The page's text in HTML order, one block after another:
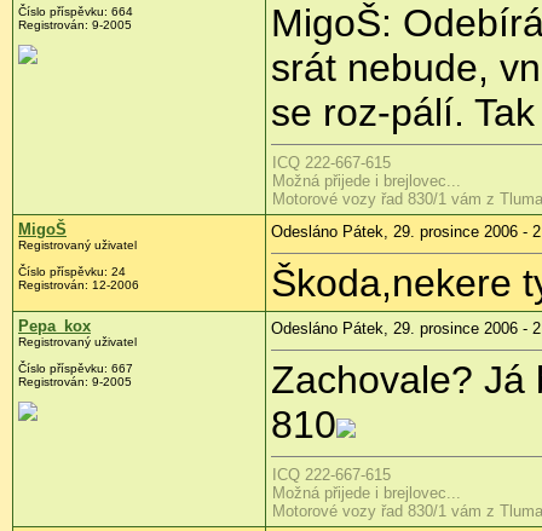
Číslo příspěvku: 664
Registrován: 9-2005
MigoŠ:
srát nebude,
se roz-pálí.
ICQ 222-667-615
Možná přijede i brejlovec...
Motorové vozy řad 830/1 vám z
MigoŠ
Registrovaný uživatel
Číslo příspěvku: 24
Registrován: 12-2006
Odesláno Pátek, 29. prosince 2006 -
Škoda,nekere
Pepa_kox
Registrovaný uživatel
Číslo příspěvku: 667
Registrován: 9-2005
Odesláno Pátek, 29. prosince 2006 -
Zachovale? Já
810
ICQ 222-667-615
Možná přijede i brejlovec...
Motorové vozy řad 830/1 vám z